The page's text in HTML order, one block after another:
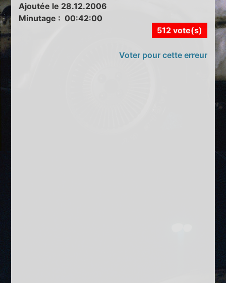
Ajoutée le 28.12.2006
Minutage : 00:42:00
512 vote(s)
Voter pour cette erreur